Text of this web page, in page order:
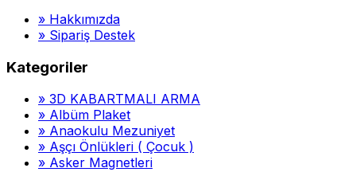
» Hakkımızda
» Sipariş Destek
Kategoriler
» 3D KABARTMALI ARMA
» Albüm Plaket
» Anaokulu Mezuniyet
» Aşçı Önlükleri ( Çocuk )
» Asker Magnetleri